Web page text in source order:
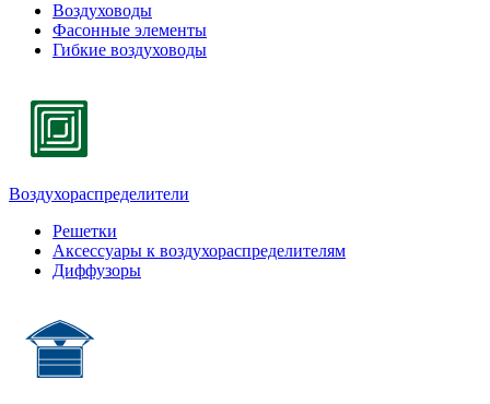
Воздуховоды
Фасонные элементы
Гибкие воздуховоды
Воздухораспределители
Решетки
Аксессуары к воздухораспределителям
Диффузоры